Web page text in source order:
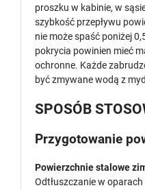
proszku w kabinie, w
szybkość przepływu
nie może spaść poniżej
pokrycia powinien mieć
ochronne. Każde
być zmywane wodą z
SPOSÓB
Przygotowanie
Powierzchnie stalowe
Odtłuszczanie w